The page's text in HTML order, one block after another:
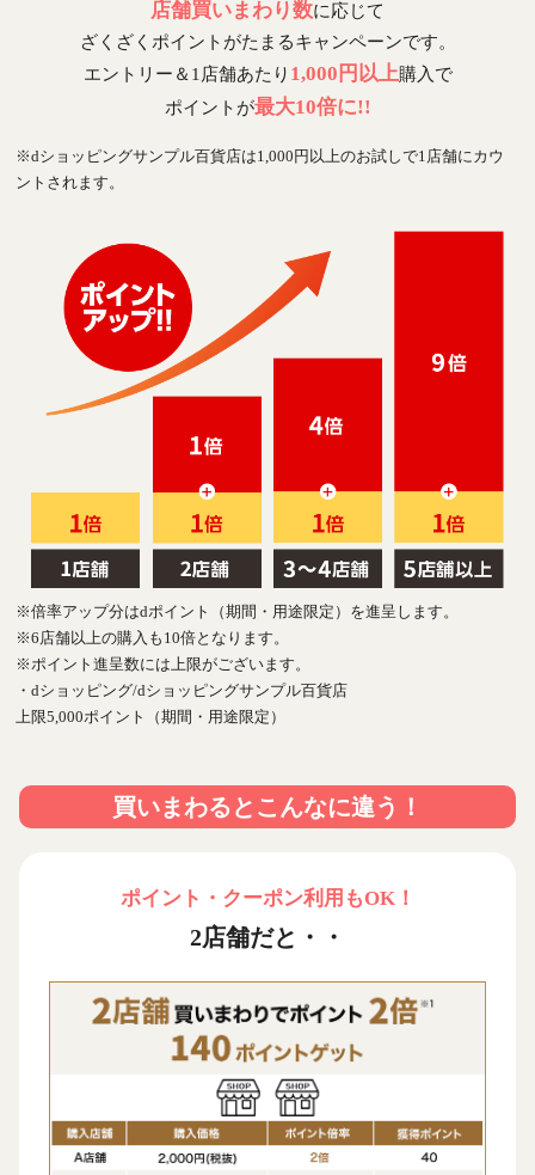
店舗買いまわり数に応じて
ざくざくポイントがたまるキャンペーンです。
エントリー＆1店舗あたり 1,000円以上購入で
ポイントが最大10倍に!!
※dショッピングサンプル百貨店は1,000円以上のお試しで1店舗にカウ
ントされます。
※倍率アップ分はdポイント（期間・用途限定）を進呈します。
※6店舗以上の購入も10倍となります。
※ポイント進呈数には上限がございます。
・dショッピング/dショッピングサンプル百貨店
上限5,000ポイント（期間・用途限定）
買いまわるとこんなに違う！
ポイント・クーポン利用もOK！
2店舗だと・・